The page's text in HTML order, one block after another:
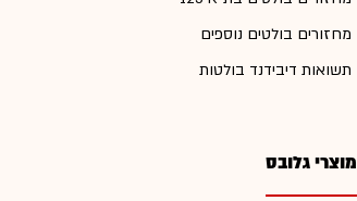
מחזורים בולטים נוספים
תשואות דיבידנד בולטות
מוצרי גלובס